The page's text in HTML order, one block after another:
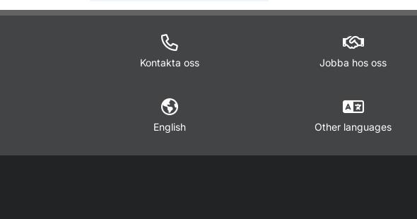
Kontakta oss Jobba hos oss
English Other languages